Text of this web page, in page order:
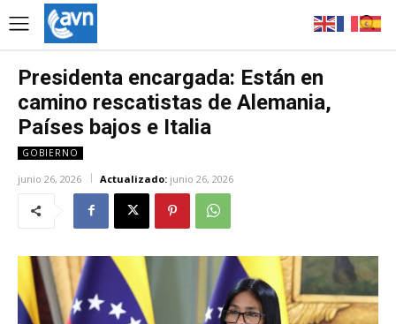
Presidenta encargada: Están en
camino rescatistas de Alemania,
Países bajos e Italia
GOBIERNO
junio 26, 2026 Actualizado: junio 26, 2026